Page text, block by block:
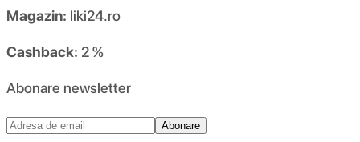
Magazin: liki24.ro
Cashback: 2 %
Abonare newsletter
Abonare